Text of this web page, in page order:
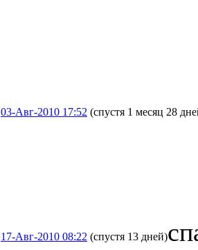
03-Авг-2010 17:52 (спустя 1 месяц 28
17-Авг-2010 08:22 (спустя 13 дней)